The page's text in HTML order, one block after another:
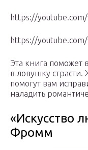
https://youtube.com/
https://youtube.com/
Эта книга поможет
в ловушку
помогут вам
наладить
«Искусство
Фромм